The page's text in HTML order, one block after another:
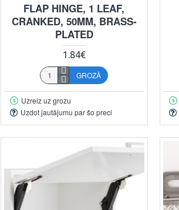
FLAP HINGE, 1 LEAF,
CRANKED, 50MM, BRASS-
PLATED
1.84€
GROZĀ
Uzreiz uz grozu
Uzdot jautājumu par šo preci